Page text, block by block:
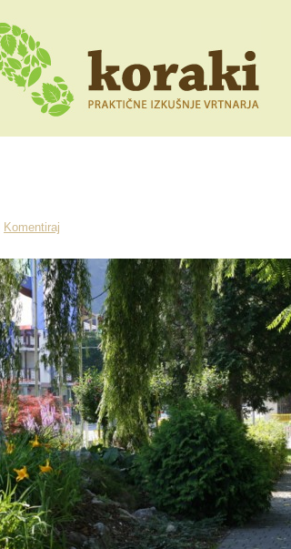
Komentiraj